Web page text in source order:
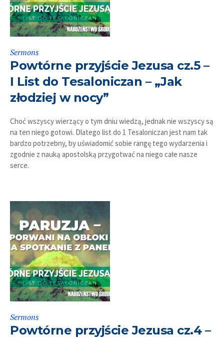
Sermons
Powtórne przyjście Jezusa cz.5 –
I List do Tesaloniczan – „Jak
złodziej w nocy”
Choć wszyscy wierzący o tym dniu wiedzą, jednak nie wszyscy są
na ten niego gotowi. Dlatego list do 1 Tesaloniczan jest nam tak
bardzo potrzebny, by uświadomić sobie rangę tego wydarzenia i
zgodnie z nauką apostolską przygotwać na niego całe nasze
serce.
Sermons
Powtórne przyjście Jezusa cz.4 –